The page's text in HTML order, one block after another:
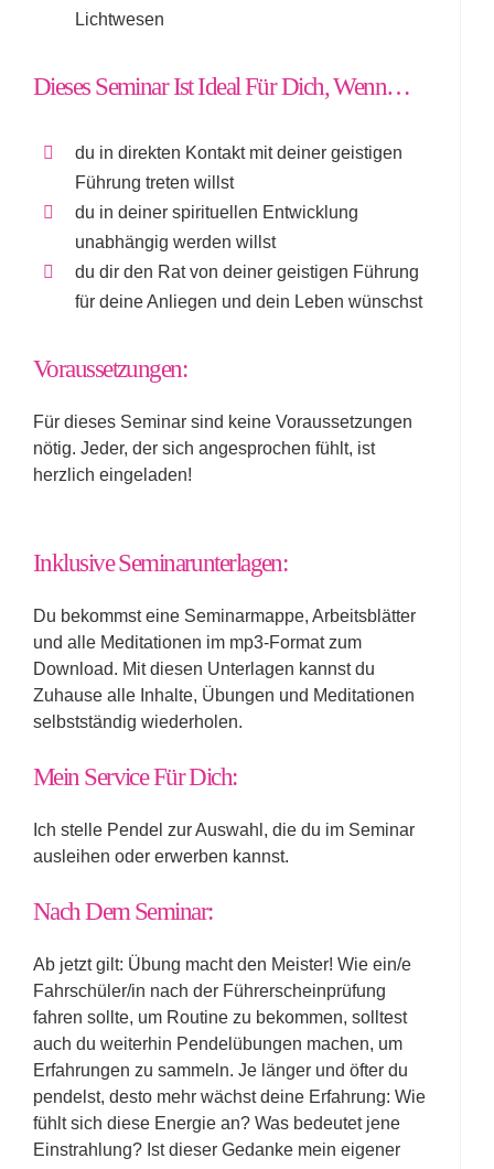
Lichtwesen
Dieses Seminar Ist Ideal Für Dich, Wenn…
du in direkten Kontakt mit deiner geistigen
Führung treten willst
du in deiner spirituellen Entwicklung
unabhängig werden willst
du dir den Rat von deiner geistigen Führung
für deine Anliegen und dein Leben wünschst
Voraussetzungen:
Für dieses Seminar sind keine Voraussetzungen
nötig. Jeder, der sich angesprochen fühlt, ist
herzlich eingeladen!
Inklusive Seminarunterlagen:
Du bekommst eine Seminarmappe, Arbeitsblätter
und alle Meditationen im mp3-Format zum
Download. Mit diesen Unterlagen kannst du
Zuhause alle Inhalte, Übungen und Meditationen
selbstständig wiederholen.
Mein Service Für Dich:
Ich stelle Pendel zur Auswahl, die du im Seminar
ausleihen oder erwerben kannst.
Nach Dem Seminar:
Ab jetzt gilt: Übung macht den Meister! Wie ein/e
Fahrschüler/in nach der Führerscheinprüfung
fahren sollte, um Routine zu bekommen, solltest
auch du weiterhin Pendelübungen machen, um
Erfahrungen zu sammeln. Je länger und öfter du
pendelst, desto mehr wächst deine Erfahrung: Wie
fühlt sich diese Energie an? Was bedeutet jene
Einstrahlung? Ist dieser Gedanke mein eigener